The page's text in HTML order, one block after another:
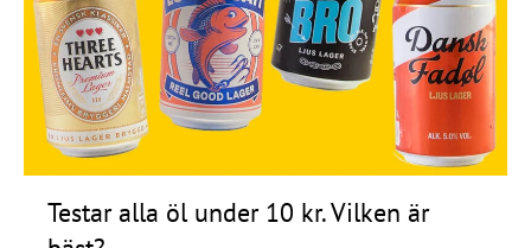
Frågor
&
svar
Ölprovning
Testar alla öl under 10 kr. Vilken är